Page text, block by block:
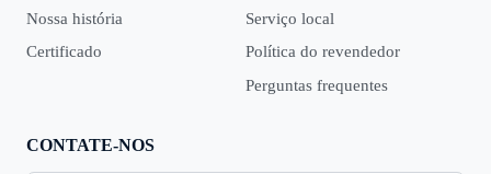
Nossa história
Certificado
Serviço local
Política do revendedor
Perguntas frequentes
CONTATE-NOS